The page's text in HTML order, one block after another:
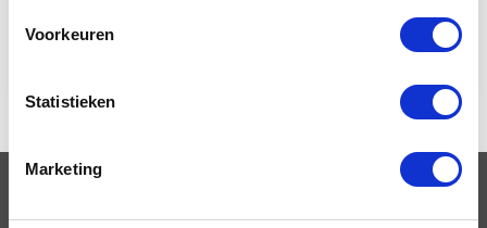
Voorkeuren
Statistieken
Marketing
OPLEIDINGEN